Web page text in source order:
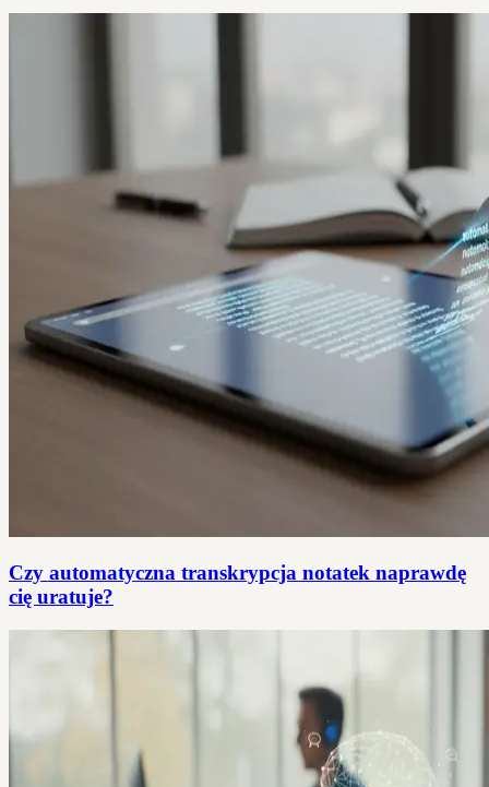
Czy automatyczna transkrypcja notatek naprawdę
cię uratuje?